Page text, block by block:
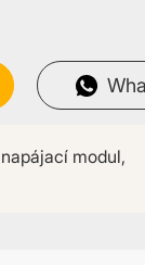
modul,